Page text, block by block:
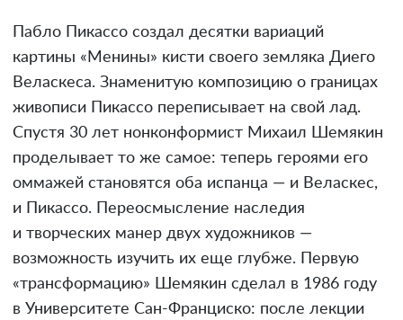
Пабло Пикассо создал десятки вариаций
картины «Менины» кисти своего земляка Диего
Веласкеса. Знаменитую композицию о границах
живописи Пикассо переписывает на свой лад.
Спустя 30 лет нонконформист Михаил Шемякин
проделывает то же самое: теперь героями его
оммажей становятся оба испанца — и Веласкес,
и Пикассо. Переосмысление наследия
и творческих манер двух художников —
возможность изучить их еще глубже. Первую
«трансформацию» Шемякин сделал в 1986 году
в Университете Сан-Франциско: после лекции